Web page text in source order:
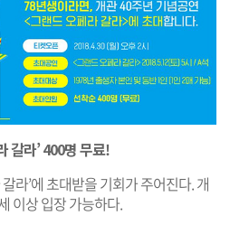
갈라’ 400명 무료!
라’에 초대받을 기회가 주어진다. 개
이상 입장 가능하다.